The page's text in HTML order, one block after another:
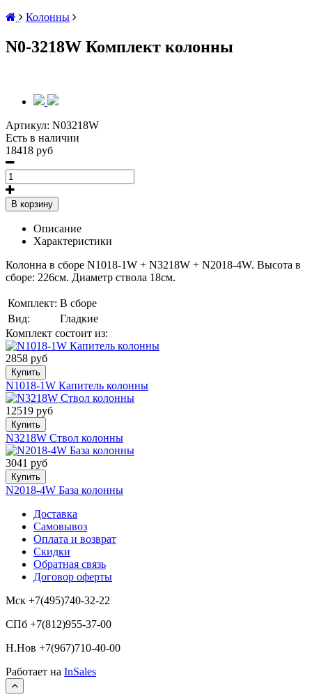
Колонны
N0-3218W Комплект колонны
Артикул: N03218W
Есть в наличии
18418 руб
В корзину
Описание
Характеристики
Колонна в сборе N1018-1W + N3218W + N2018-4W. Высота в
сборе: 226см. Диаметр ствола 18см.
Комплект: В сборе
Вид:
Гладкие
Комплект состоит из:
2858 руб
Купить
N1018-1W Капитель колонны
12519 руб
Купить
N3218W Ствол колонны
3041 руб
Купить
N2018-4W База колонны
Доставка
Самовывоз
Оплата и возврат
Скидки
Обратная связь
Договор оферты
Мск +7(495)740-32-22
СПб +7(812)955-37-00
Н.Нов +7(967)710-40-00
Работает на InSales